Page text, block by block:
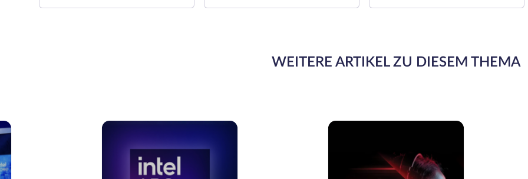
WEITERE ARTIKEL ZU DIESEM THEMA